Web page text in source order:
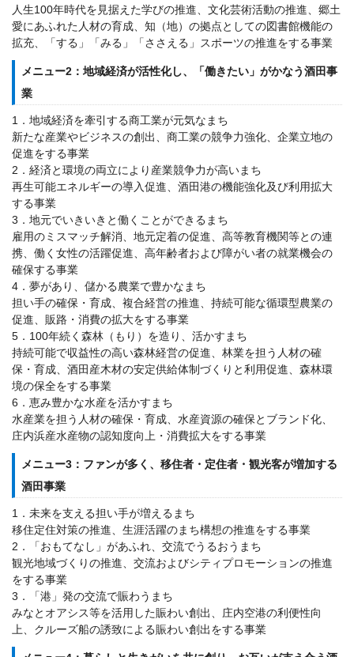
人生100年時代を見据えた学びの推進、文化芸術活動の推進、郷土
愛にあふれた人材の育成、知（地）の拠点としての図書館機能の
拡充、「する」「みる」「ささえる」スポーツの推進をする事業
メニュー2：地域経済が活性化し、「働きたい」がかなう酒田事
業
1．地域経済を牽引する商工業が元気なまち
新たな産業やビジネスの創出、商工業の競争力強化、企業立地の
促進をする事業
2．経済と環境の両立により産業競争力が高いまち
再生可能エネルギーの導入促進、酒田港の機能強化及び利用拡大
する事業
3．地元でいきいきと働くことができるまち
雇用のミスマッチ解消、地元定着の促進、高等教育機関等との連
携、働く女性の活躍促進、高年齢者および障がい者の就業機会の
確保する事業
4．夢があり、儲かる農業で豊かなまち
担い手の確保・育成、複合経営の推進、持続可能な循環型農業の
促進、販路・消費の拡大をする事業
5．100年続く森林（もり）を造り、活かすまち
持続可能で収益性の高い森林経営の促進、林業を担う人材の確
保・育成、酒田産木材の安定供給体制づくりと利用促進、森林環
境の保全をする事業
6．恵み豊かな水産を活かすまち
水産業を担う人材の確保・育成、水産資源の確保とブランド化、
庄内浜産水産物の認知度向上・消費拡大をする事業
メニュー3：ファンが多く、移住者・定住者・観光客が増加する
酒田事業
1．未来を支える担い手が増えるまち
移住定住対策の推進、生涯活躍のまち構想の推進をする事業
2．「おもてなし」があふれ、交流でうるおうまち
観光地域づくりの推進、交流およびシティプロモーションの推進
をする事業
3．「港」発の交流で賑わうまち
みなとオアシス等を活用した賑わい創出、庄内空港の利便性向
上、クルーズ船の誘致による賑わい創出をする事業